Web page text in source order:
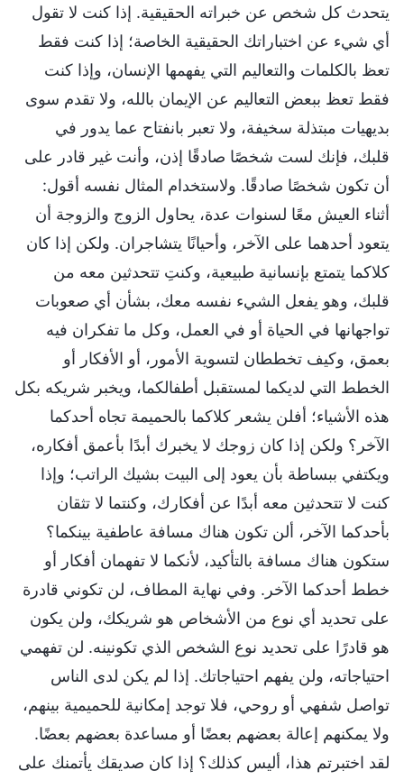
يتحدث كل شخص عن خبراته الحقيقية. إذا كنت لا تقول
أي شيء عن اختباراتك الحقيقية الخاصة؛ إذا كنت فقط
تعظ بالكلمات والتعاليم التي يفهمها الإنسان، وإذا كنت
فقط تعظ ببعض التعاليم عن الإيمان بالله، ولا تقدم سوى
بديهيات مبتذلة سخيفة، ولا تعبر بانفتاح عما يدور في
قلبك، فإنك لست شخصًا صادقًا إذن، وأنت غير قادر على
أن تكون شخصًا صادقًا. ولاستخدام المثال نفسه أقول:
أثناء العيش معًا لسنوات عدة، يحاول الزوج والزوجة أن
يتعود أحدهما على الآخر، وأحيانًا يتشاجران. ولكن إذا كان
كلاكما يتمتع بإنسانية طبيعية، وكنتِ تتحدثين معه من
قلبك، وهو يفعل الشيء نفسه معك، بشأن أي صعوبات
تواجهانها في الحياة أو في العمل، وكل ما تفكران فيه
بعمق، وكيف تخططان لتسوية الأمور، أو الأفكار أو
الخطط التي لديكما لمستقبل أطفالكما، ويخبر شريكه بكل
هذه الأشياء؛ أفلن يشعر كلاكما بالحميمة تجاه أحدكما
الآخر؟ ولكن إذا كان زوجك لا يخبرك أبدًا بأعمق أفكاره،
ويكتفي ببساطة بأن يعود إلى البيت بشيك الراتب؛ وإذا
كنت لا تتحدثين معه أبدًا عن أفكارك، وكنتما لا تثقان
بأحدكما الآخر، ألن تكون هناك مسافة عاطفية بينكما؟
ستكون هناك مسافة بالتأكيد، لأنكما لا تفهمان أفكار أو
خطط أحدكما الآخر. وفي نهاية المطاف، لن تكوني قادرة
على تحديد أي نوع من الأشخاص هو شريكك، ولن يكون
هو قادرًا على تحديد نوع الشخص الذي تكونينه. لن تفهمي
احتياجاته، ولن يفهم احتياجاتك. إذا لم يكن لدى الناس
تواصل شفهي أو روحي، فلا توجد إمكانية للحميمية بينهم،
ولا يمكنهم إعالة بعضهم بعضًا أو مساعدة بعضهم بعضًا.
لقد اختبرتم هذا، أليس كذلك؟ إذا كان صديقك يأتمنك على